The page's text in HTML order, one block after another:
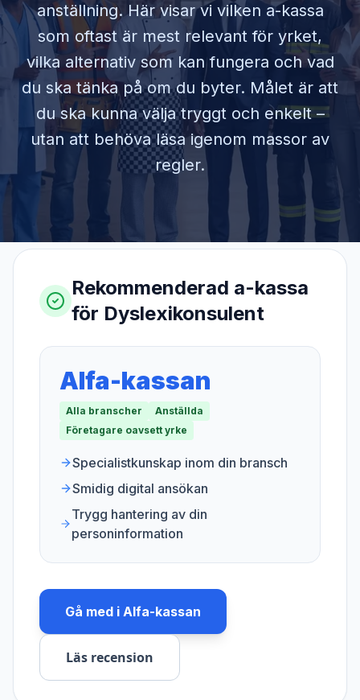
anställning. Här visar vi vilken a-kassa
som oftast är mest relevant för yrket,
vilka alternativ som kan fungera och vad
du ska tänka på om du byter. Målet är att
du ska kunna välja tryggt och enkelt –
utan att behöva läsa igenom massor av
regler.
Rekommenderad a-kassa
för Dyslexikonsulent
Alfa-kassan
Alla branscher
Anställda
Företagare oavsett yrke
Specialistkunskap inom din bransch
Smidig digital ansökan
Trygg hantering av din
personinformation
Gå med i Alfa-kassan
Läs recension